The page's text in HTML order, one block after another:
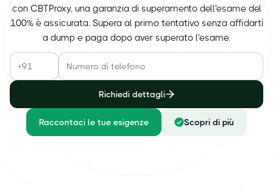
con CBTProxy, una garanzia di superamento dell'esame del
100% è assicurata. Supera al primo tentativo senza affidarti
a dump e paga dopo aver superato l'esame.
Richiedi dettagli
Raccontaci le tue esigenze Scopri di più